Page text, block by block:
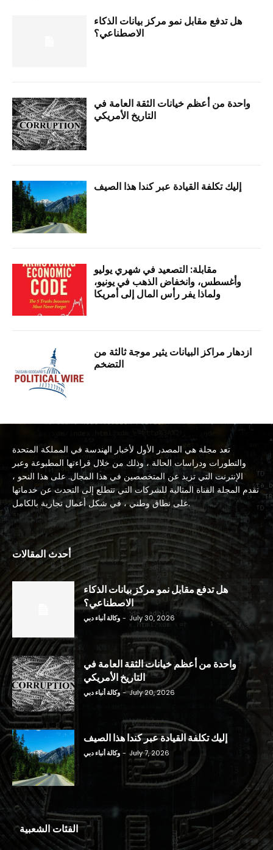
هل تدفع مقابل نمو مركز بيانات الذكاء
الاصطناعي؟
واحدة من أعظم خيانات الثقة العامة في
التاريخ الأمريكي
إليك تكلفة القيادة عبر كندا هذا الصيف
مقابلة: التصعيد في شهري يوليو
وأغسطس، وانخفاض الذهب في يونيو،
ولماذا يفر رأس المال إلى أمريكا
ازدهار مراكز البيانات يثير موجة ثالثة من
التضخم
تعد مجلة هي المصدر الأول لأخبار الهندسة في المملكة المتحدة
والتطورات ودراسات الحالة ، وذلك من خلال قراءتها المطبوعة وعبر
الإنترنت التي تزيد عن المتخصصين في هذا المجال. على هذا النحو ،
تقدم المجلة القناة المثالية للشركات التي تتطلع إلى التحدث عن خدماتها
على نطاق وطني ، في شكل أعمال تجارية بالكامل.
أحدث المقالات
هل تدفع مقابل نمو مركز بيانات الذكاء
الاصطناعي؟
وكالة أنباء دبي - July 30, 2026
واحدة من أعظم خيانات الثقة العامة في
التاريخ الأمريكي
وكالة أنباء دبي - July 20, 2026
إليك تكلفة القيادة عبر كندا هذا الصيف
وكالة أنباء دبي - July 7, 2026
الفئات الشعبية